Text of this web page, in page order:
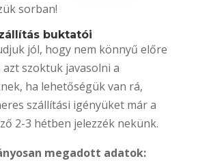
sorban!
buktatói
jól, hogy nem könnyű előre
szoktuk javasolni a
ha lehetőségük van rá,
szállítási igényüket már a
2-3 hétben jelezzék nekünk.
megadott adatok: